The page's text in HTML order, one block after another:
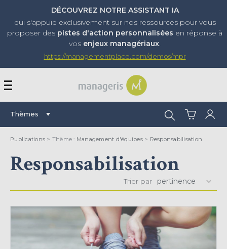
DÉCOUVREZ NOTRE ASSISTANT IA
qui s'appuie exclusivement sur nos ressources pour vous
proposer des pistes d'action personnalisées en réponse à
vos enjeux managériaux.
https://managementplace.com/demos/mpr
AFFICHER OU
Thèmes Rechercher :
Publications > Thème : Management d'équipes> Responsabilisation
Responsabilisation
Trier par